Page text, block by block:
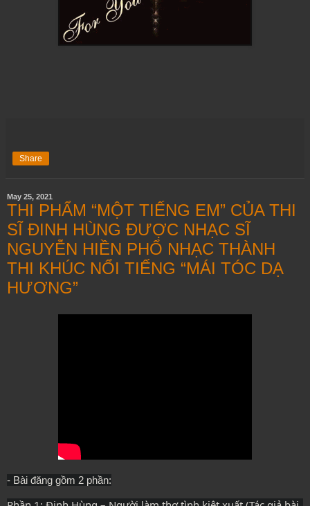
Share
May 25, 2021
THI PHẨM “MỘT TIẾNG EM” CỦA THI
SĨ ĐINH HÙNG ĐƯỢC NHẠC SĨ
NGUYỄN HIỀN PHỔ NHẠC THÀNH
THI KHÚC NỔI TIẾNG “MÁI TÓC DẠ
HƯƠNG”
- Bài đăng gồm 2 phần: